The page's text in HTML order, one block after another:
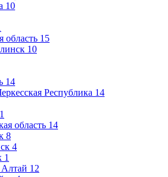
10
область 15
10
14
Республика 14
1
область 14
8
4
1
12